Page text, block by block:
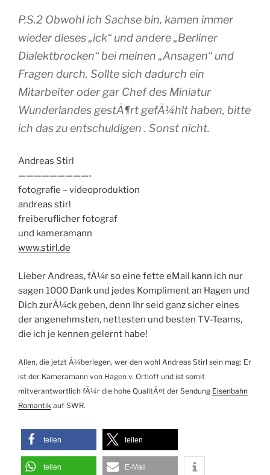
P.S.2 Obwohl ich Sachse bin, kamen immer
wieder dieses „ick“ und andere „Berliner
Dialektbrocken“ bei meinen „Ansagen“ und
Fragen durch. Sollte sich dadurch ein
Mitarbeiter oder gar Chef des Miniatur
Wunderlandes gestÃ¶rt gefÃ¼hlt haben, bitte
ich das zu entschuldigen . Sonst nicht.
Andreas Stirl
—————————-
fotografie – videoproduktion
andreas stirl
freiberuflicher fotograf
und kameramann
www.stirl.de
Lieber Andreas, fÃ¼r so eine fette eMail kann ich nur
sagen 1000 Dank und jedes Kompliment an Hagen und
Dich zurÃ¼ck geben, denn Ihr seid ganz sicher eines
der angenehmsten, nettesten und besten TV-Teams,
die ich je kennen gelernt habe!
Allen, die jetzt Ã¼berlegen, wer den wohl Andreas Stirl sein mag: Er
ist der Kameramann von Hagen v. Ortloff und ist somit
mitverantwortlich fÃ¼r die hohe QualitÃ¤t der Sendung Eisenbahn
Romantik auf SWR.
teilen teilen
teilen E-Mail